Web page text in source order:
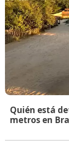
Quién está
metros en